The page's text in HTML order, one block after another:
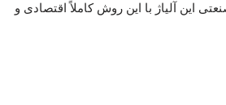
این آلیاژ با این روش کاملاً اقتصادی و